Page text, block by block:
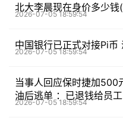
北大李晨现在身价多少钱
2026-07-05 18:59:54
中国银行已正式对接Pi币
2026-07-05 18:59:54
当事人回应保时捷加500
油后逃单 ：已退钱给员
2026-07-05 18:59:54